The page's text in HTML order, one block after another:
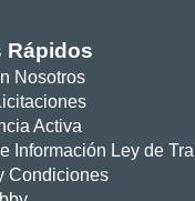
Rápidos
Nosotros
Activa
Información Ley de
Condiciones